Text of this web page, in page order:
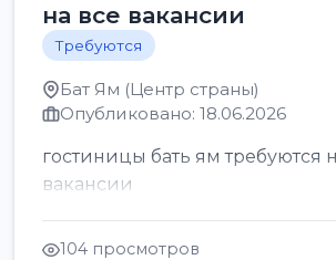
на все вакансии
Требуются
Бат Ям (Центр страны)
Опубликовано: 18.06.2026
гостиницы бать ям требуются
вакансии
104 просмотров